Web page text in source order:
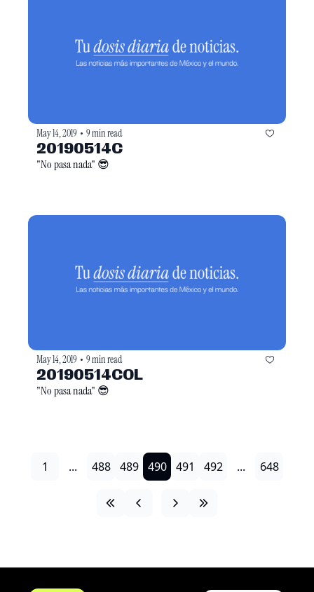
May 14, 2019 • 9 min read
20190514C
"No pasa nada" 😎
May 14, 2019 • 9 min read
20190514COL
"No pasa nada" 😎
1 ... 488 489 490 491 492 ... 648